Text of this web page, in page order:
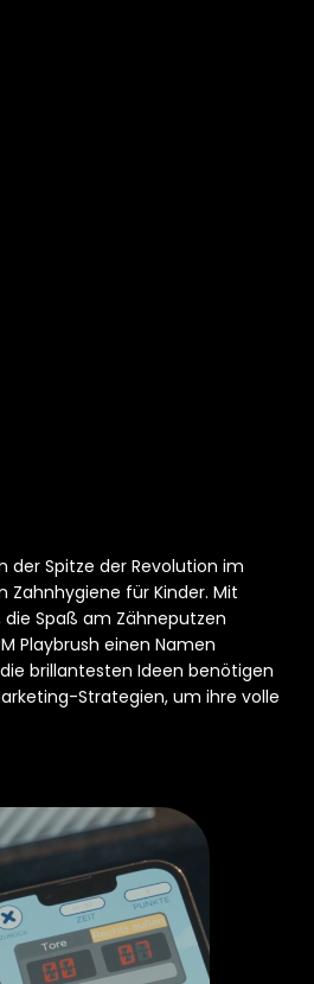
Meta, TikTok & Google Ads
der Spitze der Revolution im
Zahnhygiene für Kinder. Mit
Spaß am Zähneputzen
Playbrush einen Namen
brillantesten Ideen benötigen
Strategien, um ihre volle